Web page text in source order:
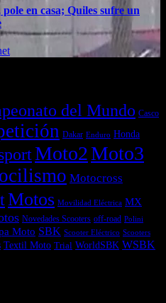
en casa; Quiles sufre un
del Mundo Casco
Dakar Enduro Honda
Moto2Moto3
Motocross
Motos Movilidad Eléctrica MX
Novedades Scooters off-road Polini
Moto SBK Scooter Eléctrico Scooters
Textil Moto Trial WorldSBK WSBK